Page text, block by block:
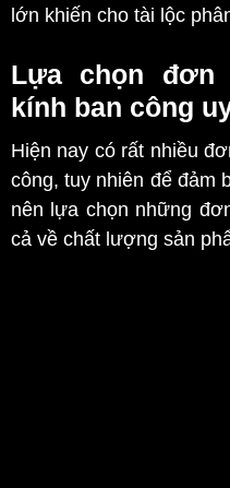
lớn khiến cho tài lộc
Lựa chọn
kính ban công
Hiện nay có rất nhiều
công, tuy nhiên để đảm
nên lựa chọn những
cả về chất lượng sản